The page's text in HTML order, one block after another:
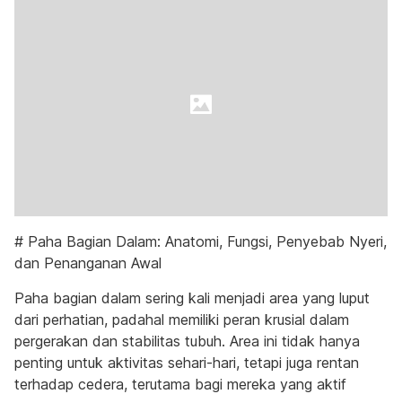
# Paha Bagian Dalam: Anatomi, Fungsi, Penyebab Nyeri,
dan Penanganan Awal
Paha bagian dalam sering kali menjadi area yang luput
dari perhatian, padahal memiliki peran krusial dalam
pergerakan dan stabilitas tubuh. Area ini tidak hanya
penting untuk aktivitas sehari-hari, tetapi juga rentan
terhadap cedera, terutama bagi mereka yang aktif